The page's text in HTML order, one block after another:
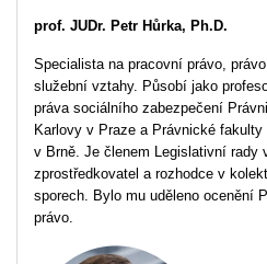
prof. JUDr. Petr Hůrka, Ph.D.
Specialista na pracovní právo,
služební vztahy. Působí jako
práva sociálního zabezpečení
Karlovy v Praze a Právnické
v Brně. Je členem Legislativní rady
zprostředkovatel a rozhodce v
sporech. Bylo mu uděleno ocenění
právo.